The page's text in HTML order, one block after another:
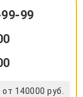
99
от 140000 руб.